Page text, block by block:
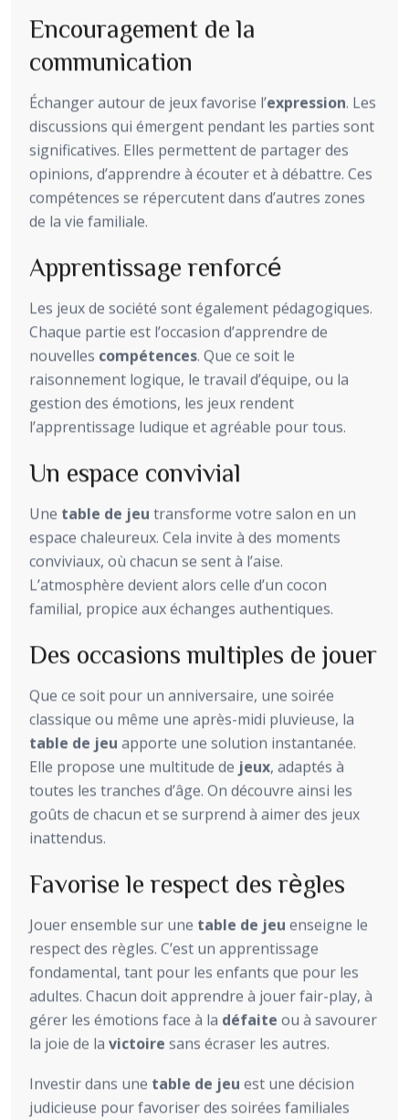
Encouragement de la
communication
Échanger autour de jeux favorise l’expression. Les
discussions qui émergent pendant les parties sont
significatives. Elles permettent de partager des
opinions, d’apprendre à écouter et à débattre. Ces
compétences se répercutent dans d’autres zones
de la vie familiale.
Apprentissage renforcé
Les jeux de société sont également pédagogiques.
Chaque partie est l’occasion d’apprendre de
nouvelles compétences. Que ce soit le
raisonnement logique, le travail d’équipe, ou la
gestion des émotions, les jeux rendent
l’apprentissage ludique et agréable pour tous.
Un espace convivial
Une table de jeu transforme votre salon en un
espace chaleureux. Cela invite à des moments
conviviaux, où chacun se sent à l’aise.
L’atmosphère devient alors celle d’un cocon
familial, propice aux échanges authentiques.
Des occasions multiples de jouer
Que ce soit pour un anniversaire, une soirée
classique ou même une après-midi pluvieuse, la
table de jeu apporte une solution instantanée.
Elle propose une multitude de jeux, adaptés à
toutes les tranches d’âge. On découvre ainsi les
goûts de chacun et se surprend à aimer des jeux
inattendus.
Favorise le respect des règles
Jouer ensemble sur une table de jeu enseigne le
respect des règles. C’est un apprentissage
fondamental, tant pour les enfants que pour les
adultes. Chacun doit apprendre à jouer fair-play, à
gérer les émotions face à la défaite ou à savourer
la joie de la victoire sans écraser les autres.
Investir dans une table de jeu est une décision
judicieuse pour favoriser des soirées familiales